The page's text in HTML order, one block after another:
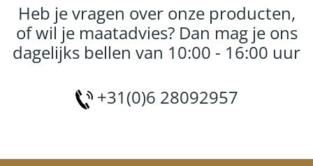
Heb je vragen over onze producten,
of wil je maatadvies? Dan mag je ons
dagelijks bellen van 10:00 - 16:00 uur
+31(0)6 28092957